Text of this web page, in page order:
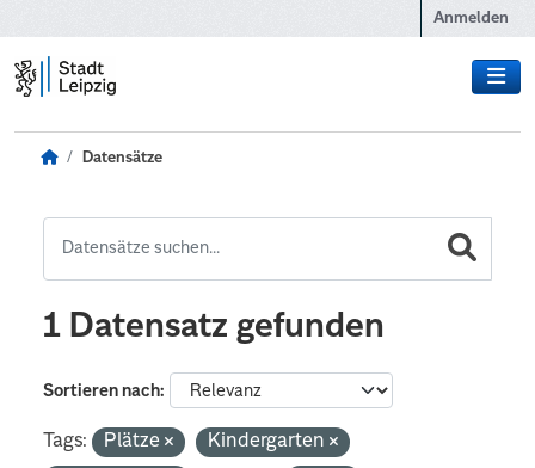
Anmelden
Datensätze
1 Datensatz gefunden
Sortieren nach
Tags: Plätze
Kindergarten